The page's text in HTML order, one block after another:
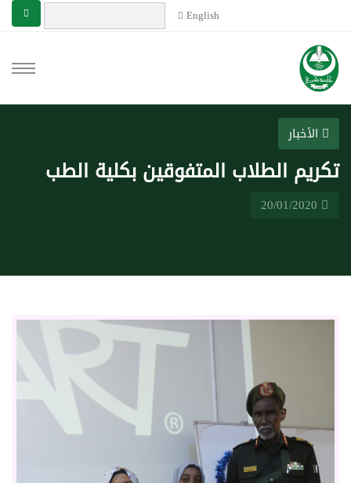
English
الأخبار
تكريم الطلاب المتفوقين بكلية الطب